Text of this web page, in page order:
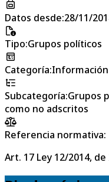
Datos desde:28/11/
Tipo:Grupos políticos
Categoría:
Subcategoría:Grupos
como no adscritos
Referencia normativa:
Art. 17 Ley 12/2014,